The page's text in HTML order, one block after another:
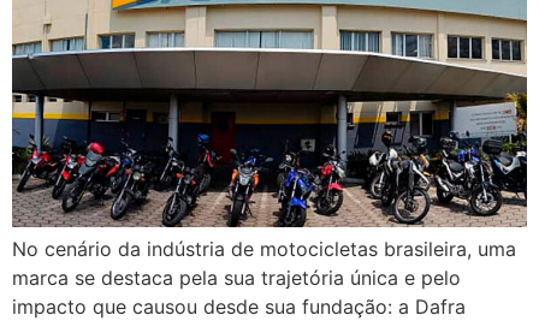
No cenário da indústria de motocicletas brasileira, uma
marca se destaca pela sua trajetória única e pelo
impacto que causou desde sua fundação: a Dafra